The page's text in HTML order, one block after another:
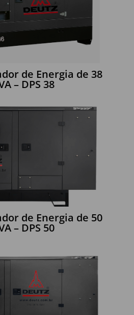
de Energia de 38
– DPS 38
de Energia de 50
– DPS 50